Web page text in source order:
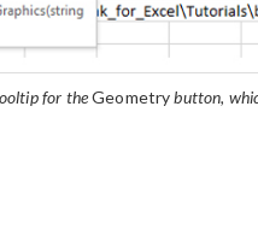
for theGeometrybutton,